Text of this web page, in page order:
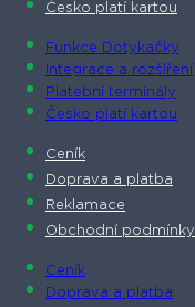
Česko platí kartou
Funkce Dotykačky
Integrace a rozšíření
Platební terminály
Česko platí kartou
Ceník
Doprava a platba
Reklamace
Obchodní podmínky
Ceník
Doprava a platba